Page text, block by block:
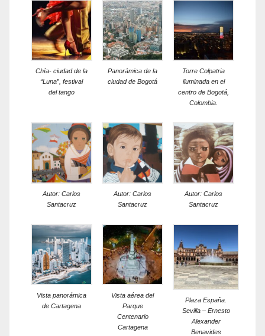
Chía- ciudad de la
“Luna”, festival
del tango
Panorámica de la
ciudad de Bogotá
Torre Colpatria
iluminada en el
centro de Bogotá,
Colombia.
Autor: Carlos
Santacruz
Autor: Carlos
Santacruz
Autor: Carlos
Santacruz
Vista panorámica
de Cartagena
Vista aérea del
Parque
Centenario
Cartagena
Plaza España.
Sevilla – Ernesto
Alexander
Benavides